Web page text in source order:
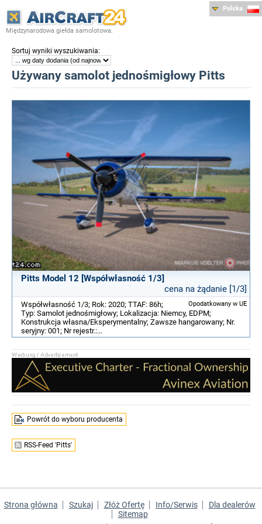
Międzynarodowa giełda samolotowa.
Polska
Sortuj wyniki wyszukiwania:
Używany samolot jednośmigłowy Pitts
Pitts Model 12 [Współwłasność 1/3]
cena na żądanie [1/3]
Opodatkowany w UE
Współwłasność 1/3; Rok: 2020; TTAF: 86h;
Typ: Samolot jednośmigłowy; Lokalizacja: Niemcy, EDPM;
Konstrukcja własna/Eksperymentalny; Zawsze hangarowany; Nr.
seryjny: 001; Nr rejestr.:...
Powrót do wyboru producenta
RSS-Feed 'Pitts'
Strona główna Szukaj Złóż Ofertę Info/Serwis
Dla dealerów
Sitemap